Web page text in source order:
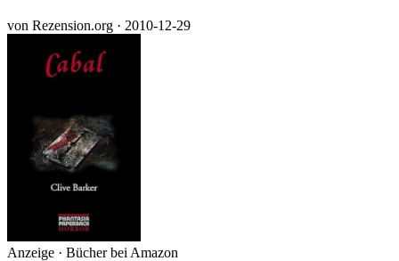
von Rezension.org · 2010-12-29
Anzeige · Bücher bei Amazon